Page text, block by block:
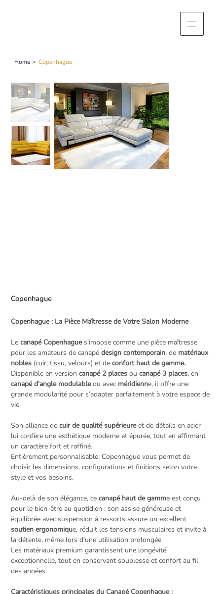
Home > Copenhague
Copenhague
Copenhague : La Pièce Maîtresse de Votre Salon Moderne
Lecanapé Copenhagues’impose comme une pièce maîtresse
pour les amateurs de canapédesign contemporain, de matériaux
nobles (cuir, tissu, velours) et deconfort haut de gamme.
Disponible en versioncanapé 2 places oucanapé 3 places, en
canapé d’angle modulableou avec méridienne, il offre une
grande modularité pour s’adapter parfaitement à votre espace de
vie.
Son alliance decuir de qualité supérieureet de détails en acier
lui confère une esthétique moderne et épurée, tout en affirmant
un caractère fort et raffiné.
Entièrement personnalisable, Copenhague vous permet de
choisir les dimensions, configurations et finitions selon votre
style et vos besoins.
Au-delà de son élégance, ce canapé haut de gamme est conçu
pour le bien-être au quotidien : son assise généreuse et
équilibrée avec suspension à ressorts assure un excellent
soutien ergonomique, réduit les tensions musculaires et invite à
la détente, même lors d’une utilisation prolongée.
Les matériaux premium garantissent une longévité
exceptionnelle, tout en conservant souplesse et confort au fil
des années.
Caractéristiques principales du Canapé Copenhague :